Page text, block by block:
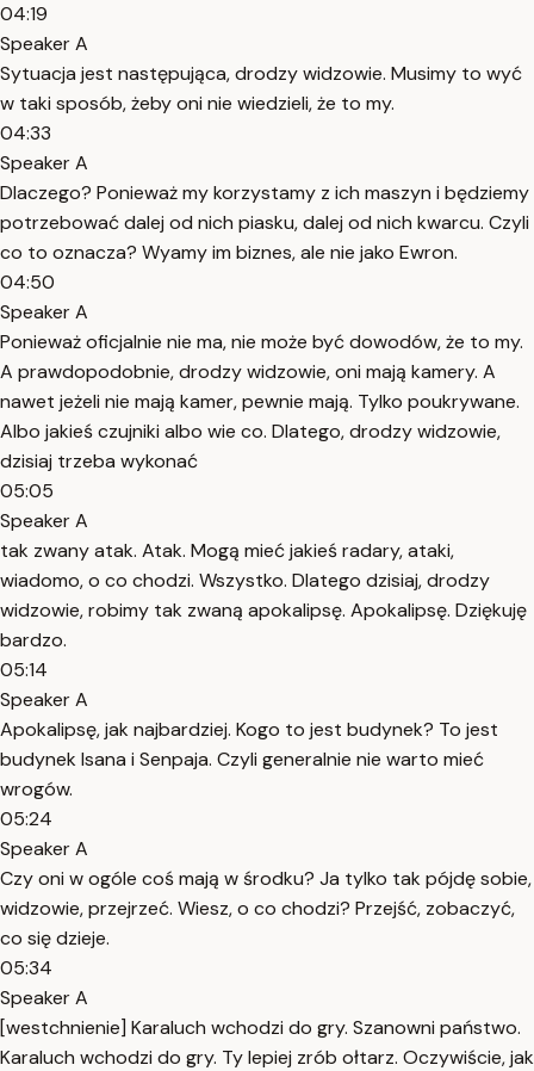
04:19
Speaker A
Sytuacja jest następująca, drodzy widzowie. Musimy to wyć
w taki sposób, żeby oni nie wiedzieli, że to my.
04:33
Speaker A
Dlaczego? Ponieważ my korzystamy z ich maszyn i będziemy
potrzebować dalej od nich piasku, dalej od nich kwarcu. Czyli
co to oznacza? Wyamy im biznes, ale nie jako Ewron.
04:50
Speaker A
Ponieważ oficjalnie nie ma, nie może być dowodów, że to my.
A prawdopodobnie, drodzy widzowie, oni mają kamery. A
nawet jeżeli nie mają kamer, pewnie mają. Tylko poukrywane.
Albo jakieś czujniki albo wie co. Dlatego, drodzy widzowie,
dzisiaj trzeba wykonać
05:05
Speaker A
tak zwany atak. Atak. Mogą mieć jakieś radary, ataki,
wiadomo, o co chodzi. Wszystko. Dlatego dzisiaj, drodzy
widzowie, robimy tak zwaną apokalipsę. Apokalipsę. Dziękuję
bardzo.
05:14
Speaker A
Apokalipsę, jak najbardziej. Kogo to jest budynek? To jest
budynek Isana i Senpaja. Czyli generalnie nie warto mieć
wrogów.
05:24
Speaker A
Czy oni w ogóle coś mają w środku? Ja tylko tak pójdę sobie,
widzowie, przejrzeć. Wiesz, o co chodzi? Przejść, zobaczyć,
co się dzieje.
05:34
Speaker A
[westchnienie] Karaluch wchodzi do gry. Szanowni państwo.
Karaluch wchodzi do gry. Ty lepiej zrób ołtarz. Oczywiście, jak